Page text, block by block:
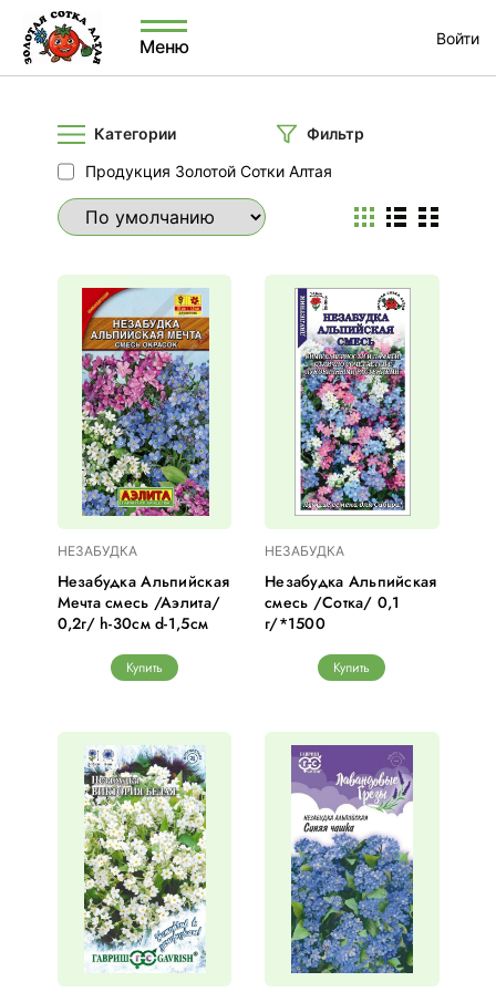
Меню Войти
Категории
Фильтр
Продукция Золотой Сотки Алтая
НЕЗАБУДКА
Незабудка Альпийская
Мечта смесь /Аэлита/
0,2г/ h-30см d-1,5см
Купить
НЕЗАБУДКА
Незабудка Альпийская
смесь /Сотка/ 0,1
г/*1500
Купить